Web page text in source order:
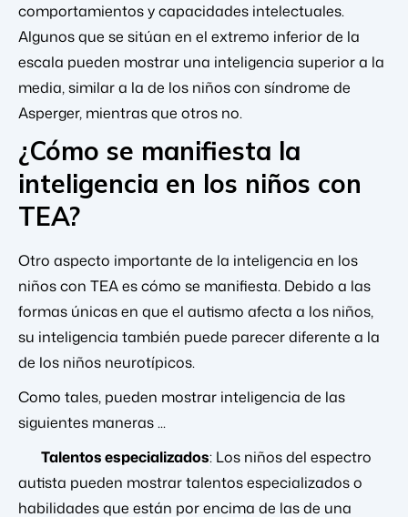
comportamientos y capacidades intelectuales.
Algunos que se sitúan en el extremo inferior de la
escala pueden mostrar una inteligencia superior a la
media, similar a la de los niños con síndrome de
Asperger, mientras que otros no.
¿Cómo se manifiesta la
inteligencia en los niños con
TEA?
Otro aspecto importante de la inteligencia en los
niños con TEA es cómo se manifiesta. Debido a las
formas únicas en que el autismo afecta a los niños,
su inteligencia también puede parecer diferente a la
de los niños neurotípicos.
Como tales, pueden mostrar inteligencia de las
siguientes maneras ...
Talentos especializados: Los niños del espectro
autista pueden mostrar talentos especializados o
habilidades que están por encima de las de una